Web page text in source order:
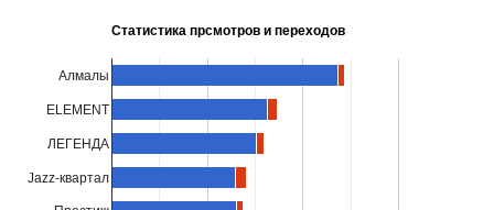
Статистика прсмотров и переходов
Алмалы
ELEMENT
ЛЕГЕНДА
Jazz-квартал